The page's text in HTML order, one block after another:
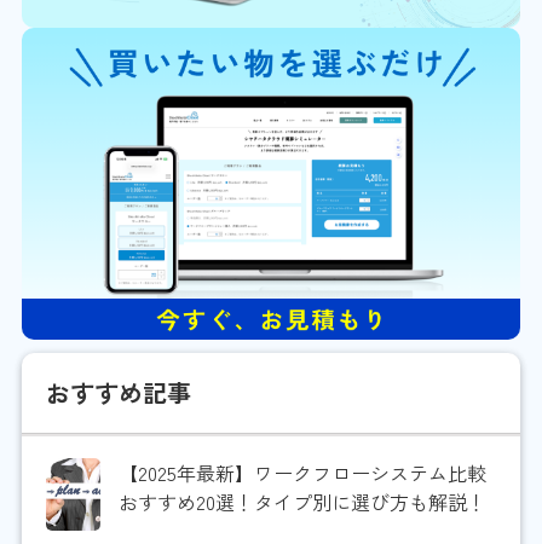
おすすめ記事
【2025年最新】ワークフローシステム比較
おすすめ20選！タイプ別に選び方も解説！